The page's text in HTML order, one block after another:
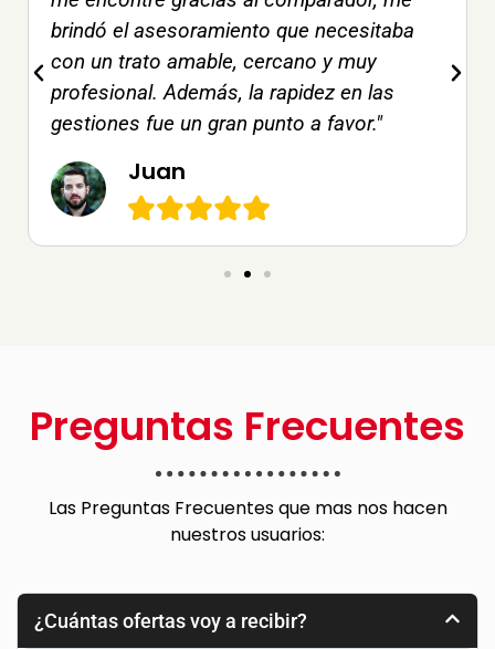
brindó el asesoramiento que necesitaba
con un trato amable, cercano y muy
profesional. Además, la rapidez en las
gestiones fue un gran punto a favor."
Juan
Preguntas Frecuentes
Las Preguntas Frecuentes que mas nos hacen
nuestros usuarios:
¿Cuántas ofertas voy a recibir?